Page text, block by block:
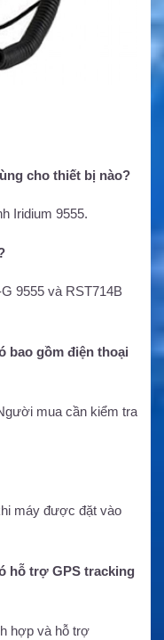
cho thiết bị nào?
Iridium 9555.
9555 và RST714B
bao gồm điện thoại
mua cần kiểm tra
máy được đặt vào
hỗ trợ GPS tracking
hợp và hỗ trợ